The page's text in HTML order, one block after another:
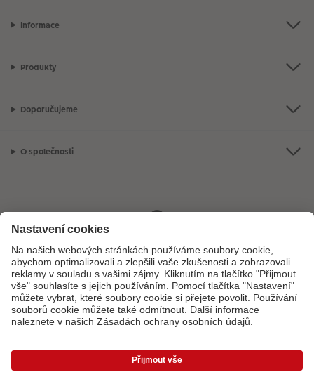
Informace
Produkty
Doporučujeme
O společnosti
Máte-li jakékoli dotazy týkající se fotoproduktů nebo objednávek,
neváhejte nás kontaktovat:+ 420 272 071 399[Po - Pá: 8:30 - 17:00 h]
dopravné a balné dle platného ceníku. Ceny jsou včetně DPH.
Ceny a dodací lhůty
|VOP|Ochrana osobních údajů